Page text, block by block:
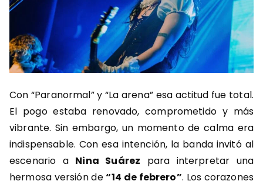
Con “Paranormal” y “La arena” esa actitud fue total.
El pogo estaba renovado, comprometido y más
vibrante. Sin embargo, un momento de calma era
indispensable. Con esa intención, la banda invitó al
escenario a Nina Suárez para interpretar una
hermosa versión de“14 de febrero”. Los corazones